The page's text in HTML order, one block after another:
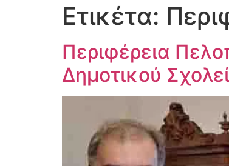
Ετικέτα:
Περιφέρεια
Δημοτικού